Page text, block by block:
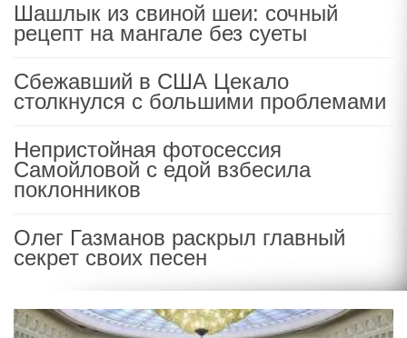
Шашлык из свиной шеи: сочный
рецепт на мангале без суеты
Сбежавший в США Цекало
столкнулся с большими проблемами
Непристойная фотосессия
Самойловой с едой взбесила
поклонников
Олег Газманов раскрыл главный
секрет своих песен